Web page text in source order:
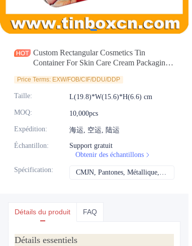
Custom Rectangular Cosmetics Tin
Container For Skin Care Cream Packaging
Price Terms: EXW/FOB/CIF/DDU/DDP
Taille: L(19.8)*W(15.6)*H(6.6) cm
MOQ: 10,000pcs
Expédition: 海运, 空运, 陆运
Échantillon:
Support gratuit
Obtenir des échantillons
Spécification: CMJN, Pantones, Métallique, Couleur de repère, etc.
Détails du produit FAQ
Détails essentiels
Actualités